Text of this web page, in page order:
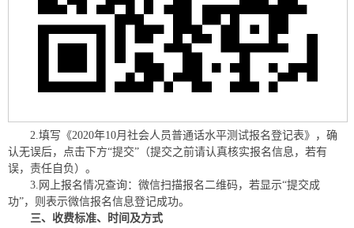
2.填写《2020年10月社会人员普通话水平测试报名登记表》，确
认无误后，点击下方“提交”（提交之前请认真核实报名信息，若有
误，责任自负）。
3.网上报名情况查询：微信扫描报名二维码，若显示“提交成
功”，则表示微信报名信息登记成功。
三、收费标准、时间及方式